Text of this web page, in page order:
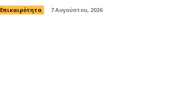
Επικαιρότητα 7 Αυγούστου, 2026